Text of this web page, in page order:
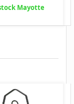
Mayotte